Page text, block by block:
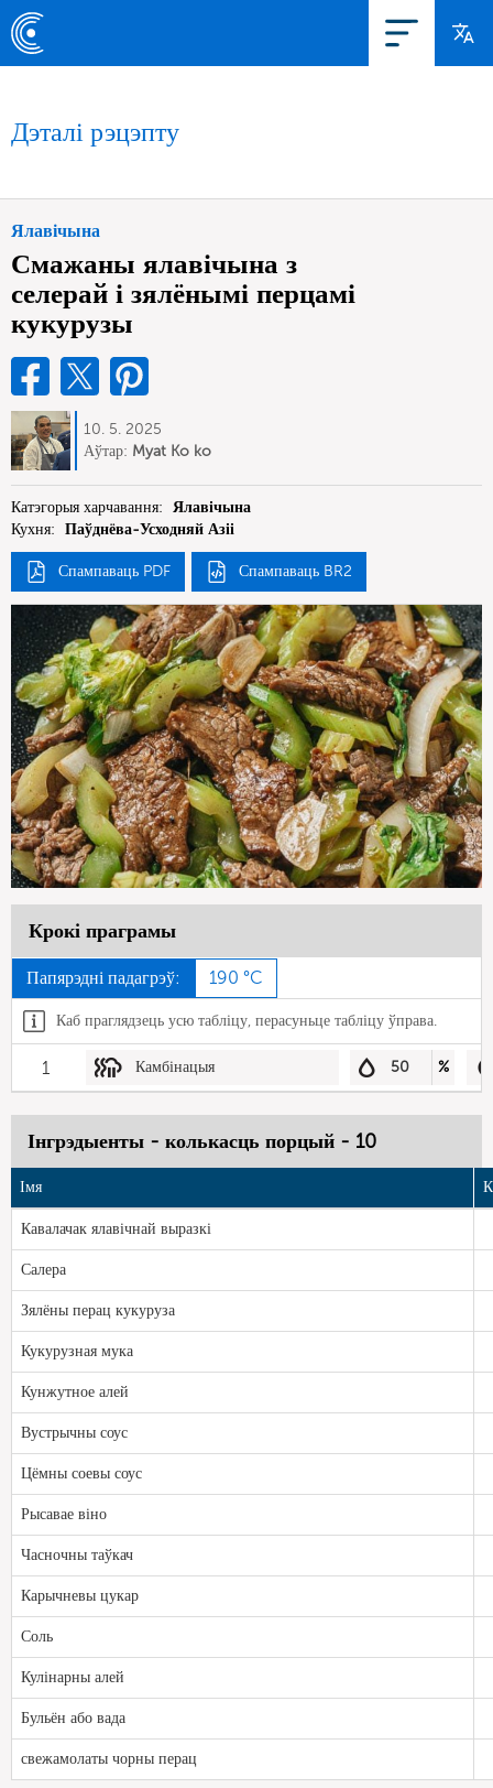
Дэталі рэцэпту
Ялавічына
Смажаны ялавічына з
селерай і зялёнымі перцамі
кукурузы
10. 5. 2025
Аўтар: Myat Ko ko
Катэгорыя харчавання: Ялавічына
Кухня: Паўднёва-Усходняй Азіі
Спампаваць PDF Спампаваць BR2
Крокі праграмы
Папярэдні падагрэў: 190 °C
Каб праглядзець усю табліцу, перасуньце табліцу ўправа.
1 Камбінацыя 50 %
Інгрэдыенты - колькасць порцый - 10
Імя
Кавалачак ялавічнай выразкі
Салера
Зялёны перац кукуруза
Кукурузная мука
Кунжутное алей
Вустрычны соус
Цёмны соевы соус
Рысавае віно
Часночны таўкач
Карычневы цукар
Соль
Кулінарны алей
Бульён або вада
свежамолаты чорны перац